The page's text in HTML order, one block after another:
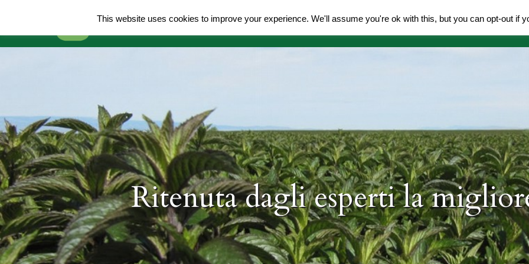
Home Chi Siamo Prodotti Acquisti Accoglienza News
Ritenuta dagli esperti la
La Menta a Pancalieri dal
Scegli sempre l'inimitabile e
Una passione dalle radici
This website uses cookies to improve your experience. We'll assume you're ok with this, but you can opt-out if